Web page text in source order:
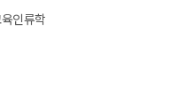
인류학